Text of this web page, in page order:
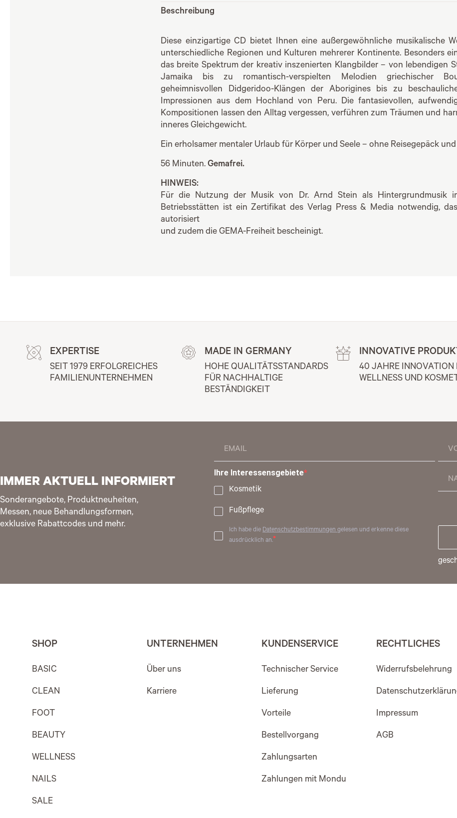
Beschreibung
Diese einzigartige CD bietet Ihnen eine außergewöhnliche musikalische
unterschiedliche Regionen und Kulturen mehrerer Kontinente. Besonders
das breite Spektrum der kreativ inszenierten Klangbilder – von lebendigen
Jamaika bis zu romantisch-verspielten Melodien griechischer
geheimnisvollen Didgeridoo-Klängen der Aborigines bis zu
Impressionen aus dem Hochland von Peru. Die fantasievollen,
Kompositionen lassen den Alltag vergessen, verführen zum Träumen und
inneres Gleichgewicht.
Ein erholsamer mentaler Urlaub für Körper und Seele – ohne Reisegepäck
56 Minuten. Gemafrei.
HINWEIS:
Für die Nutzung der Musik von Dr. Arnd Stein als Hintergrundmusik
Betriebsstätten ist ein Zertifikat des Verlag Press & Media notwendig,
autorisiert
und zudem die GEMA-Freiheit bescheinigt.
EXPERTISE
SEIT 1979 ERFOLGREICHES
FAMILIENUNTERNEHMEN
MADE IN GERMANY
HOHE QUALITÄTSSTANDARDS
FÜR NACHHALTIGE
BESTÄNDIGKEIT
INNOVATIVE
40 JAHRE INNOVATION
WELLNESS UND
IMMER AKTUELL INFORMIERT
Sonderangebote, Produktneuheiten,
Messen, neue Behandlungsformen,
exklusive Rabattcodes und mehr.
Ihre Interessensgebiete
Kosmetik
Fußpflege
Ich habe dieDatenschutzbestimmungengelesen und erkenne diese
ausdrücklich an.
SHOP
BASIC
CLEAN
FOOT
BEAUTY
WELLNESS
NAILS
SALE
UNTERNEHMEN
Über uns
Karriere
KUNDENSERVICE
Technischer Service
Lieferung
Vorteile
Bestellvorgang
Zahlungsarten
Zahlungen mit Mondu
RECHTLICHES
Widerrufsbelehrung
Impressum
AGB